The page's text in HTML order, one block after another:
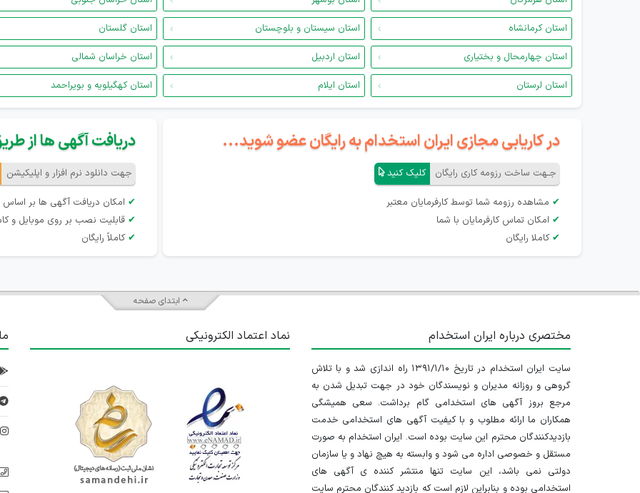
استان کرمانشاه
استان سیستان و بلوچستان
استان گلستان
استان چهارمحال و بختیاری
استان اردبیل
استان خراسان شمالی
استان لرستان
استان ایلام استان کهگیلویه و بویراحمد
در کاریابی مجازی ایران استخدام به رایگان عضو شوید...
جـهت ساخت رزومه کاری رایگان کلیک کنید
✔ مشاهده رزومه شما توسط کارفرمایان معتبر
✔ امکان تماس کارفرمایان با شما
✔ کاملا رایگان
دریافت آگهی ها از
جهت دانلود نرم افزار و اپلیکیشن
✔ امکان دریافت آگهی ها بر
✔ قابلیت نصب بر روی موبایل و
✔ کاملاً رایگان
ابتدای صفحه
مختصری درباره ایران استخدام
سایت ایران استخدام در تاریخ ۱۳۹۱/۱/۱۰ راه اندازی شد و با تلاش
گروهی و روزانه مدیران و نویسندگان خود در جهت تبدیل شدن به
مرجع بروز آگهی های استخدامی گام برداشت. سعی همیشگی
همکاران ما ارائه مطلوب و با کیفیت آگهی های استخدامی خدمت
بازدیدکنندگان محترم این سایت بوده است. ایران استخدام به صورت
مستقل و خصوصی اداره می شود و وابسته به هیچ نهاد و یا سازمان
دولتی نمی باشد، این سایت تنها منتشر کننده ی آگهی های
استخدامی بوده و بنابراین لازم است که بازدید کنندگان محترم سایت
نماد اعتماد الکترونیکی